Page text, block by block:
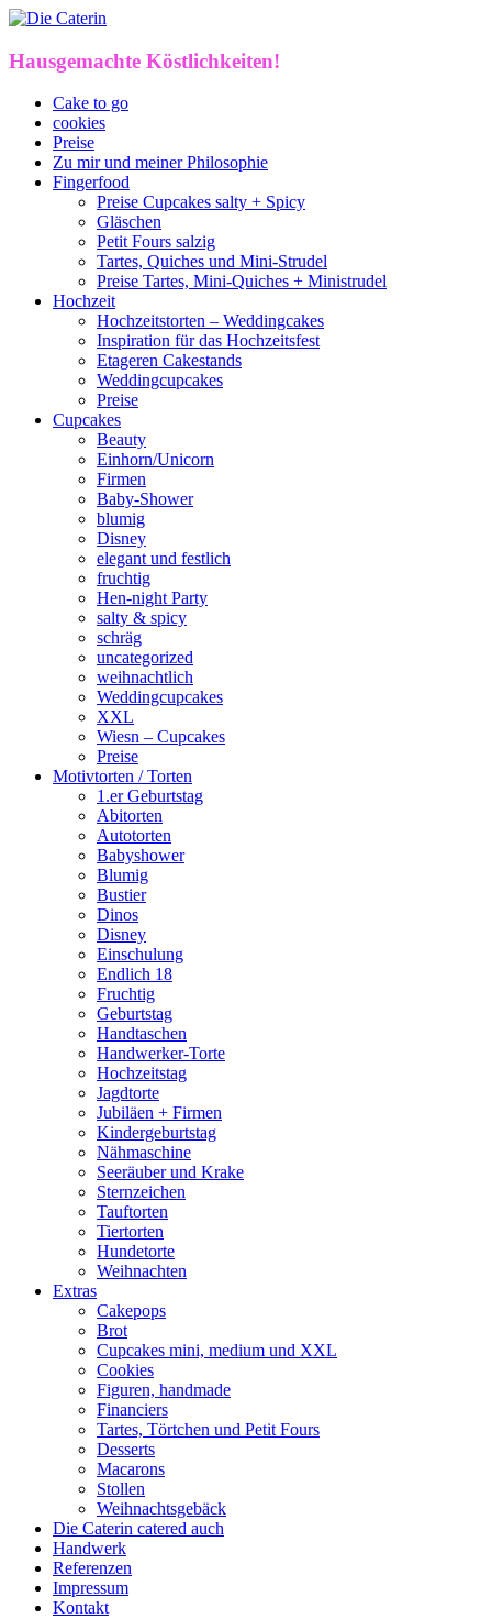
Hausgemachte Köstlichkeiten!
Cake to go
cookies
Preise
Zu mir und meiner Philosophie
Fingerfood
Preise Cupcakes salty + Spicy
Gläschen
Petit Fours salzig
Tartes, Quiches und Mini-Strudel
Preise Tartes, Mini-Quiches + Ministrudel
Hochzeit
Hochzeitstorten – Weddingcakes
Inspiration für das Hochzeitsfest
Etageren Cakestands
Weddingcupcakes
Preise
Cupcakes
Beauty
Einhorn/Unicorn
Firmen
Baby-Shower
blumig
Disney
elegant und festlich
fruchtig
Hen-night Party
salty & spicy
schräg
uncategorized
weihnachtlich
Weddingcupcakes
XXL
Wiesn – Cupcakes
Preise
Motivtorten / Torten
1.er Geburtstag
Abitorten
Autotorten
Babyshower
Blumig
Bustier
Dinos
Disney
Einschulung
Endlich 18
Fruchtig
Geburtstag
Handtaschen
Handwerker-Torte
Hochzeitstag
Jagdtorte
Jubiläen + Firmen
Kindergeburtstag
Nähmaschine
Seeräuber und Krake
Sternzeichen
Tauftorten
Tiertorten
Hundetorte
Weihnachten
Extras
Cakepops
Brot
Cupcakes mini, medium und XXL
Cookies
Figuren, handmade
Financiers
Tartes, Törtchen und Petit Fours
Desserts
Macarons
Stollen
Weihnachtsgebäck
Die Caterin catered auch
Handwerk
Referenzen
Impressum
Kontakt